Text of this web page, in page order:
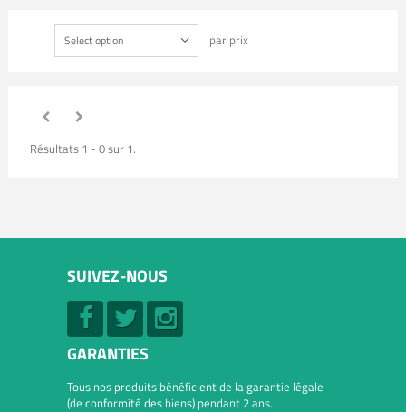
Select option par prix
Résultats 1 - 0 sur 1.
SUIVEZ-NOUS
GARANTIES
Tous nos produits bénéficient de la garantie légale
(de conformité des biens) pendant 2 ans.